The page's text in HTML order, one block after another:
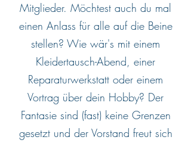
Mitglieder. Möchtest auch du mal
einen Anlass für alle auf die Beine
stellen? Wie wär's mit einem
Kleidertausch-Abend, einer
Reparaturwerkstatt oder einem
Vortrag über dein Hobby? Der
Fantasie sind (fast) keine Grenzen
gesetzt und der Vorstand freut sich